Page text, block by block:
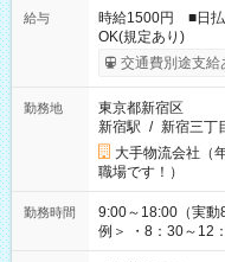
給与
時給1500円 ■日払
OK(規定あり)
交通費別途支給
勤務地
東京都新宿区
新宿駅 / 新宿三丁
大手物流会社（
職場です！）
勤務時間
9:00～18:00（実動8時間） 希望の時間帯を選
例＞ ・8：30～12
・13：00～22：